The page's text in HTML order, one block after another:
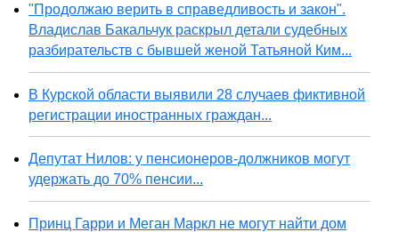
"Продолжаю верить в справедливость и закон".
Владислав Бакальчук раскрыл детали судебных
разбирательств с бывшей женой Татьяной Ким...
В Курской области выявили 28 случаев фиктивной
регистрации иностранных граждан...
Депутат Нилов: у пенсионеров-должников могут
удержать до 70% пенсии...
Принц Гарри и Меган Маркл не могут найти дом